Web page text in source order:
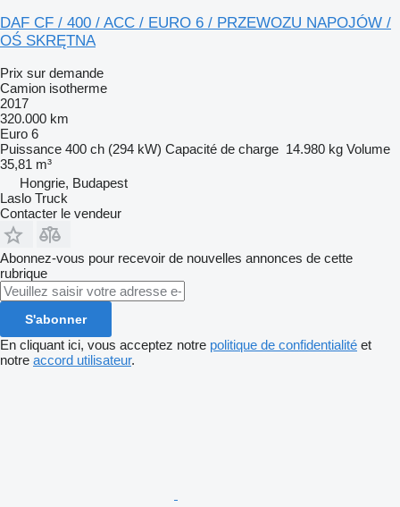
DAF CF / 400 / ACC / EURO 6 / PRZEWOZU NAPOJÓW /
OŚ SKRĘTNA
Prix sur demande
Camion isotherme
2017
320.000 km
Euro 6
Puissance 400 ch (294 kW) Capacité de charge 14.980 kg Volume
35,81 m³
Hongrie, Budapest
Laslo Truck
Contacter le vendeur
Abonnez-vous pour recevoir de nouvelles annonces de cette
rubrique
S'abonner
En cliquant ici, vous acceptez notre politique de confidentialité et
notre accord utilisateur.